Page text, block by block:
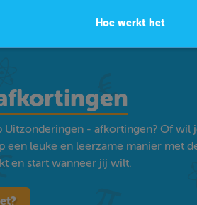
Hoe werkt het
- afkortingen? Of wil
een leuke en leerzame manier met
en start wanneer jij wilt.